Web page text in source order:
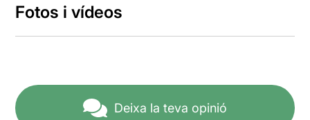
Fotos i vídeos
Deixa la teva opinió